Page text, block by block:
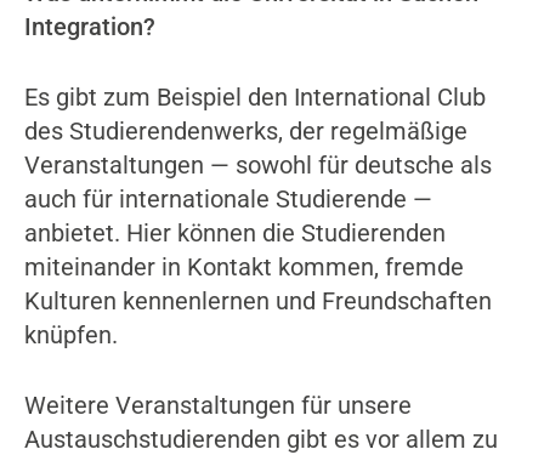
Integration?
Es gibt zum Beispiel den International Club
des Studierendenwerks, der regelmäßige
Veranstaltungen — sowohl für deutsche als
auch für internationale Studierende —
anbietet. Hier können die Studierenden
miteinander in Kontakt kommen, fremde
Kulturen kennenlernen und Freundschaften
knüpfen.
Weitere Veranstaltungen für unsere
Austauschstudierenden gibt es vor allem zu